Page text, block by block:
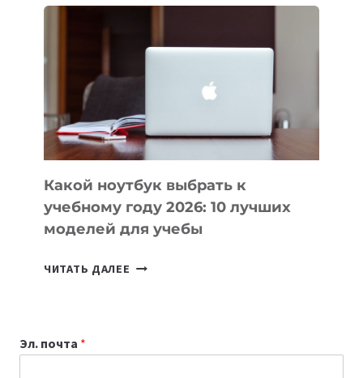
ПОМОГАЮТ
СОЗДАВАТЬ
БЕЗ
СЛОЖНОГО
КОДА
Какой ноутбук выбрать к
учебному году 2026: 10 лучших
моделей для учебы
ЧИТАТЬ ДАЛЕЕ КАКОЙ
Эл. почта *